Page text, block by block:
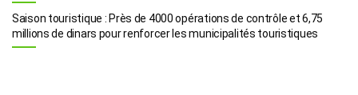
Saison touristique : Près de 4000 opérations de contrôle et 6,75
millions de dinars pour renforcer les municipalités touristiques